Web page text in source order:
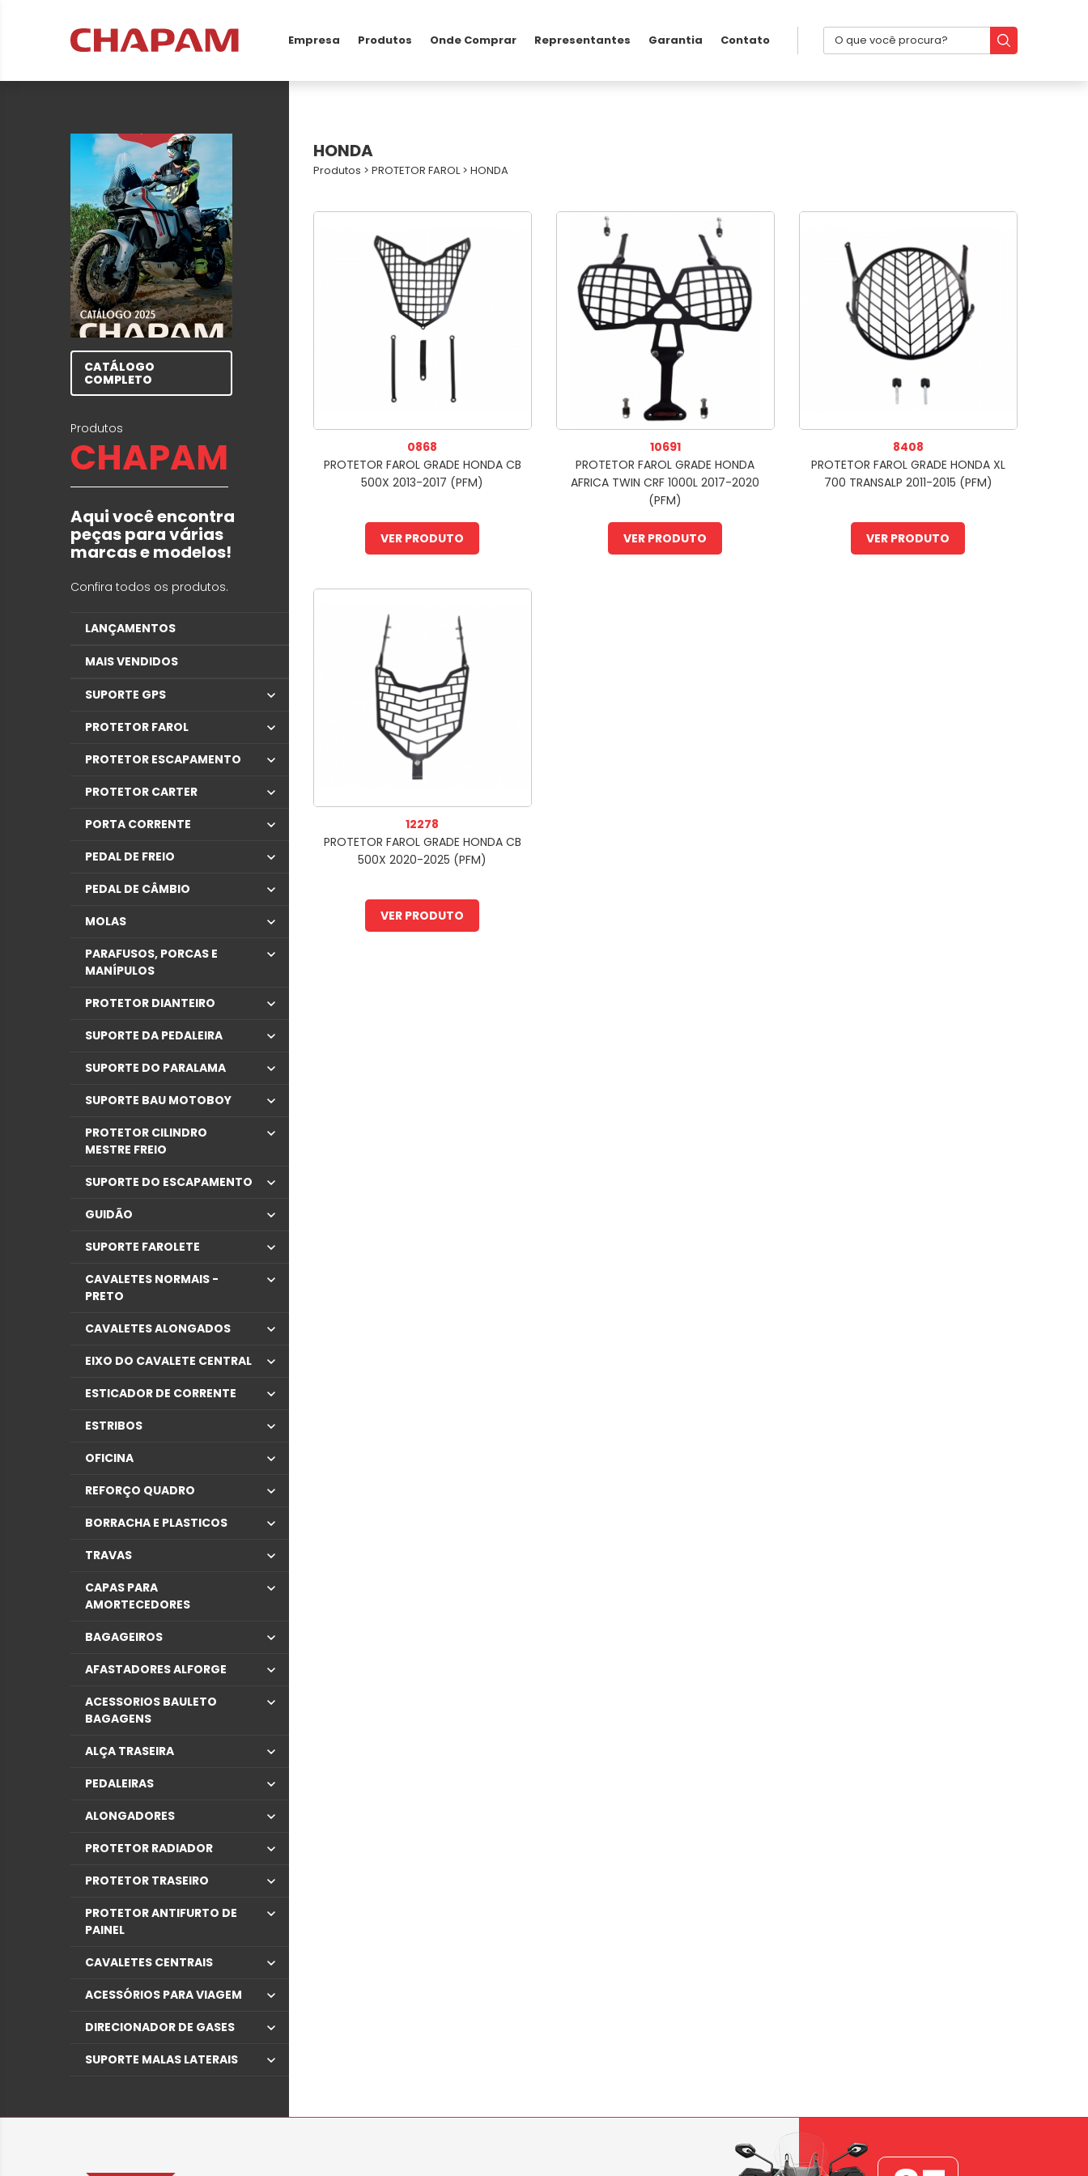
Empresa Produtos Onde Comprar Representantes Garantia Contato
CATÁLOGO
COMPLETO
Produtos
CHAPAM
Aqui você encontra
peças para várias
marcas e modelos!
Confira todos os produtos.
LANÇAMENTOS
MAIS VENDIDOS
SUPORTE GPS
PROTETOR FAROL
PROTETOR ESCAPAMENTO
PROTETOR CARTER
PORTA CORRENTE
PEDAL DE FREIO
PEDAL DE CÂMBIO
MOLAS
PARAFUSOS, PORCAS E
MANÍPULOS
PROTETOR DIANTEIRO
SUPORTE DA PEDALEIRA
SUPORTE DO PARALAMA
SUPORTE BAU MOTOBOY
PROTETOR CILINDRO
MESTRE FREIO
SUPORTE DO ESCAPAMENTO
GUIDÃO
SUPORTE FAROLETE
CAVALETES NORMAIS -
PRETO
CAVALETES ALONGADOS
EIXO DO CAVALETE CENTRAL
ESTICADOR DE CORRENTE
ESTRIBOS
OFICINA
REFORÇO QUADRO
BORRACHA E PLASTICOS
TRAVAS
CAPAS PARA
AMORTECEDORES
BAGAGEIROS
AFASTADORES ALFORGE
ACESSORIOS BAULETO
BAGAGENS
ALÇA TRASEIRA
PEDALEIRAS
ALONGADORES
PROTETOR RADIADOR
PROTETOR TRASEIRO
PROTETOR ANTIFURTO DE
PAINEL
CAVALETES CENTRAIS
ACESSÓRIOS PARA VIAGEM
DIRECIONADOR DE GASES
SUPORTE MALAS LATERAIS
HONDA
Produtos > PROTETOR FAROL> HONDA
0868
PROTETOR FAROL GRADE HONDA CB
500X 2013-2017 (PFM)
VER PRODUTO
10691
PROTETOR FAROL GRADE HONDA
AFRICA TWIN CRF 1000L 2017-2020
(PFM)
VER PRODUTO
8408
PROTETOR FAROL GRADE HONDA XL
700 TRANSALP 2011-2015 (PFM)
VER PRODUTO
12278
PROTETOR FAROL GRADE HONDA CB
500X 2020-2025 (PFM)
VER PRODUTO